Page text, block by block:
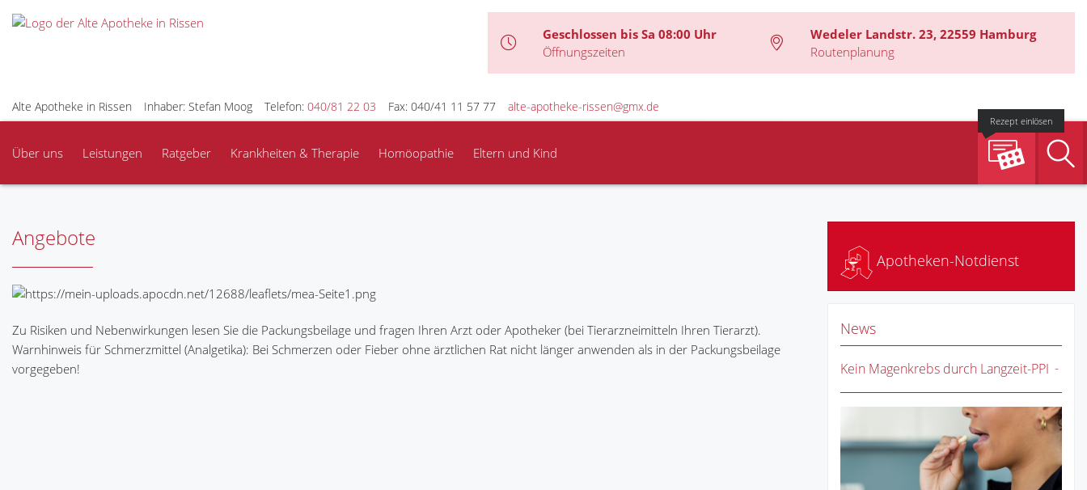
Geschlossen bis Sa 08:00 Uhr
Öffnungszeiten
Wedeler Landstr. 23, 22559 Hamburg
Routenplanung
Alte Apotheke in Rissen Inhaber: Stefan Moog Telefon: 040/81 22 03 Fax: 040/41 11 57 77 alte-apotheke-rissen@gmx.de
Über uns Leistungen Ratgeber Krankheiten & Therapie Homöopathie Eltern und Kind
Rezept einlösen
Angebote
Zu Risiken und Nebenwirkungen lesen Sie die Packungsbeilage und fragen Ihren Arzt oder Apotheker (bei Tierarzneimitteln Ihren Tierarzt).
Warnhinweis für Schmerzmittel (Analgetika): Bei Schmerzen oder Fieber ohne ärztlichen Rat nicht länger anwenden als in der Packungsbeilage
vorgegeben!
Apotheken-Notdienst
News
Kein Magenkrebs durch Langzeit-PPI